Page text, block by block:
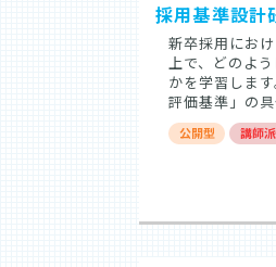
採用基準設計
新卒採用にお
上で、どのよ
かを学習しま
評価基準」の